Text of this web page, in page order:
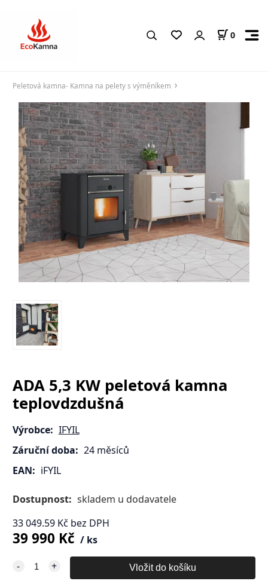
0
Peletová kamna- Kamna na pelety s výměníkem
ADA 5,3 KW peletová kamna
teplovdzdušná
Výrobce: IFYIL
Záruční doba: 24 měsíců
EAN: iFYIL
Dostupnost: skladem u dodavatele
33 049.59Kč bez DPH
39 990 Kč ks